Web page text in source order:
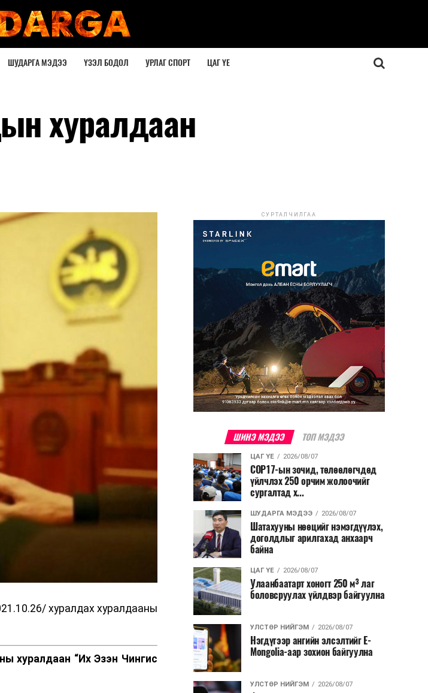
ШУДАРГА МЭДЭЭ ҮЗЭЛ БОДОЛ УРЛАГ СПОРТ ЦАГ ҮЕ
хуралдаан
хуралдах хуралдааны
хуралдаан “Их Эзэн Чингис
СУРТАЛЧИЛГАА
ШИНЭ МЭДЭЭ ТОП МЭДЭЭ
ЦАГ ҮЕ 2026/08/07
COP17-ын зочид, төлөөлөгчдөд
үйлчлэх 250 орчим жолоочийг
сургалтад х...
ШУДАРГА МЭДЭЭ 2026/08/07
Шатахууны нөөцийг нэмэгдүүлэх,
доголдлыг арилгахад анхаарч
байна
ЦАГ ҮЕ 2026/08/07
Улаанбаатарт хоногт 250 м³ лаг
боловсруулах үйлдвэр байгуулна
УЛСТӨР НИЙГЭМ 2026/08/07
Нэгдүгээр ангийн элсэлтийг E-
Mongolia-аар зохион байгуулна
УЛСТӨР НИЙГЭМ 2026/08/07